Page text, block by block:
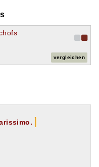
vergleichen